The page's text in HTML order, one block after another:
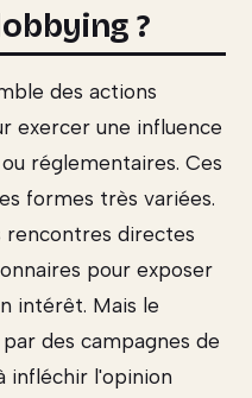
?
des actions
exercer une influence
réglementaires. Ces
formes très variées.
rencontres directes
pour exposer
intérêt. Mais le
des campagnes de
infléchir l'opinion